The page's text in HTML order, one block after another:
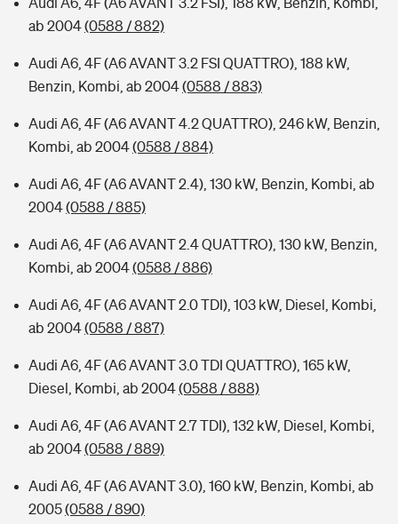
ab 2004(0588 / 882)
Audi A6, 4F (A6 AVANT 3.2 FSI QUATTRO), 188 kW,
Benzin, Kombi, ab 2004(0588 / 883)
Audi A6, 4F (A6 AVANT 4.2 QUATTRO), 246 kW, Benzin,
Kombi, ab 2004(0588 / 884)
Audi A6, 4F (A6 AVANT 2.4), 130 kW, Benzin, Kombi, ab
2004(0588 / 885)
Audi A6, 4F (A6 AVANT 2.4 QUATTRO), 130 kW, Benzin,
Kombi, ab 2004(0588 / 886)
Audi A6, 4F (A6 AVANT 2.0 TDI), 103 kW, Diesel, Kombi,
ab 2004(0588 / 887)
Audi A6, 4F (A6 AVANT 3.0 TDI QUATTRO), 165 kW,
Diesel, Kombi, ab 2004(0588 / 888)
Audi A6, 4F (A6 AVANT 2.7 TDI), 132 kW, Diesel, Kombi,
ab 2004(0588 / 889)
Audi A6, 4F (A6 AVANT 3.0), 160 kW, Benzin, Kombi, ab
2005(0588 / 890)